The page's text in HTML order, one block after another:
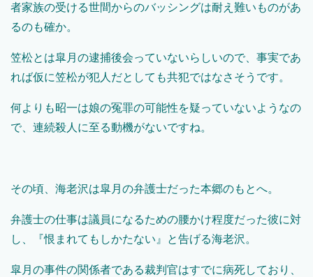
者家族の受ける世間からのバッシングは耐え難いものがあ
るのも確か。
笠松とは皐月の逮捕後会っていないらしいので、事実であ
れば仮に笠松が犯人だとしても共犯ではなさそうです。
何よりも昭一は娘の冤罪の可能性を疑っていないようなの
で、連続殺人に至る動機がないですね。
その頃、海老沢は皐月の弁護士だった本郷のもとへ。
弁護士の仕事は議員になるための腰かけ程度だった彼に対
し、『恨まれてもしかたない』と告げる海老沢。
皐月の事件の関係者である裁判官はすでに病死しており、